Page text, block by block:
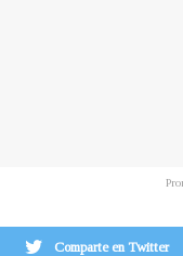
Comparte en Twitter